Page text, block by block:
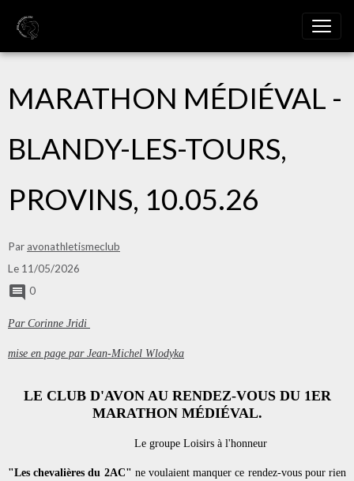
MARATHON MÉDIÉVAL -
BLANDY-LES-TOURS,
PROVINS, 10.05.26
Par avonathletismeclub
Le 11/05/2026
0
Par Corinne Jridi
mise en page par Jean-Michel Wlodyka
LE CLUB D'AVON AU RENDEZ-VOUS DU 1ER
MARATHON MÉDIÉVAL.
Le groupe Loisirs à l'honneur
"Les chevalières du 2AC" ne voulaient manquer ce rendez-vous pour rien